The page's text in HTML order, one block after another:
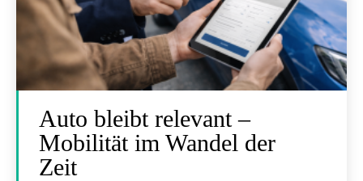
Auto bleibt relevant –
Mobilität im Wandel der
Zeit